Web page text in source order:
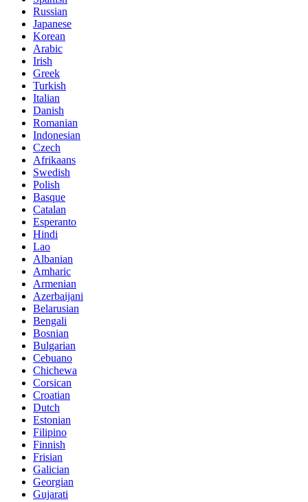
Russian
Japanese
Korean
Arabic
Irish
Greek
Turkish
Italian
Danish
Romanian
Indonesian
Czech
Afrikaans
Swedish
Polish
Basque
Catalan
Esperanto
Hindi
Lao
Albanian
Amharic
Armenian
Azerbaijani
Belarusian
Bengali
Bosnian
Bulgarian
Cebuano
Chichewa
Corsican
Croatian
Dutch
Estonian
Filipino
Finnish
Frisian
Galician
Georgian
Gujarati